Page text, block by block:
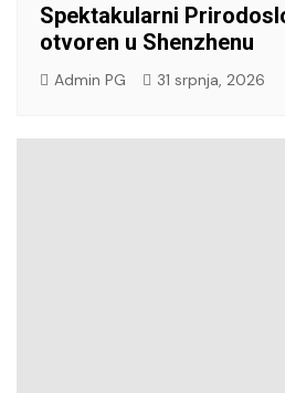
Spektakularni
otvoren u Shenzhenu
Admin PG 31 srpnja, 2026